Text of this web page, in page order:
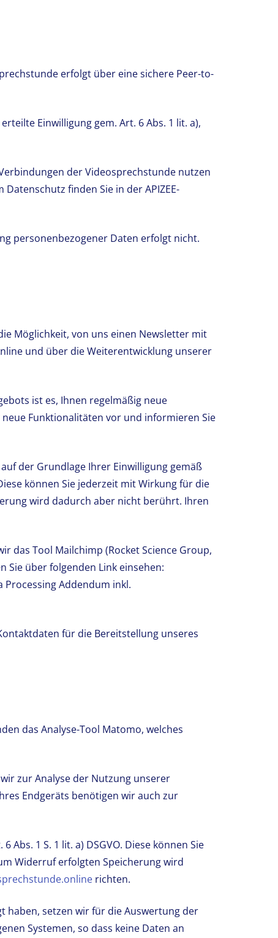
erfolgt über eine sichere Peer-to-
Einwilligung gem. Art. 6 Abs. 1 lit. a),
der Videosprechstunde nutzen
finden Sie in der APIZEE-
personenbezogener Daten erfolgt nicht.
Möglichkeit, von uns einen Newsletter mit
und über die Weiterentwicklung unserer
ist es, Ihnen regelmäßig neue
Funktionalitäten vor und informieren Sie
der Grundlage Ihrer Einwilligung gemäß
können Sie jederzeit mit Wirkung für die
wird dadurch aber nicht berührt. Ihren
das Tool Mailchimp (Rocket Science Group,
Sie über folgenden Link einsehen:
Addendum inkl.
für die Bereitstellung unseres
das Analyse-Tool Matomo, welches
zur Analyse der Nutzung unserer
Endgeräts benötigen wir auch zur
Abs. 1 S. 1 lit. a) DSGVO. Diese können Sie
Widerruf erfolgten Speicherung wird
richten.
haben, setzen wir für die Auswertung der
Systemen, so dass keine Daten an